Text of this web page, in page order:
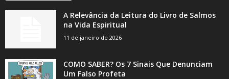
A Relevância da Leitura do Livro de Salmos
na Vida Espiritual
11 de janeiro de 2026
COMO SABER? Os 7 Sinais Que Denunciam
Um Falso Profeta